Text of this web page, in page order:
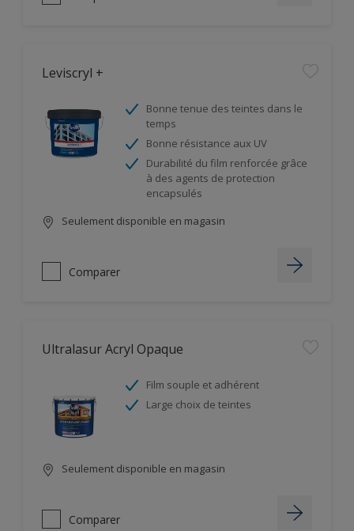
Leviscryl +
Bonne tenue des teintes dans le
temps
Bonne résistance aux UV
Durabilité du film renforcée grâce
à des agents de protection
encapsulés
Seulement disponible en magasin
Comparer
Ultralasur Acryl Opaque
Film souple et adhérent
Large choix de teintes
Seulement disponible en magasin
Comparer